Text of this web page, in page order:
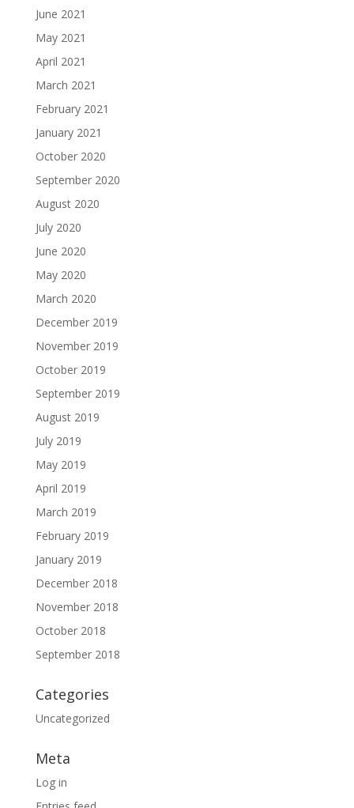
June 2021
May 2021
April 2021
March 2021
February 2021
January 2021
October 2020
September 2020
August 2020
July 2020
June 2020
May 2020
March 2020
December 2019
November 2019
October 2019
September 2019
August 2019
July 2019
May 2019
April 2019
March 2019
February 2019
January 2019
December 2018
November 2018
October 2018
September 2018
Categories
Uncategorized
Meta
Log in